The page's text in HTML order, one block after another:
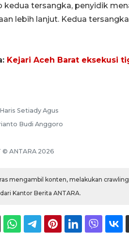
kedua tersangka, penyidik
lebih lanjut. Kedua
Kejari Aceh Barat eksekusi
Setiady Agus
Budi Anggoro
© ANTARA 2026
mengambil konten, melakukan
Kantor Berita ANTARA.